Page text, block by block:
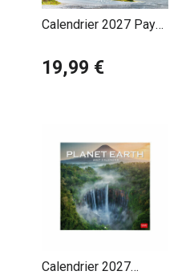
Calendrier 2027 Pays
19,99 €
Calendrier 2027